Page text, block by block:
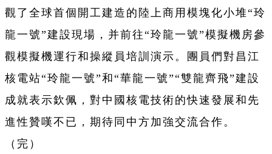
觀了全球首個開工建造的陸上商用模塊化小堆“玲
龍一號”建設現場，并前往“玲龍一號”模擬機房參
觀模擬機運行和操縱員培訓演示。團員們對昌江
核電站“玲龍一號”和“華龍一號”“雙龍齊飛”建設
成就表示欽佩，對中國核電技術的快速發展和先
進性贊嘆不已，期待同中方加強交流合作。
（完）